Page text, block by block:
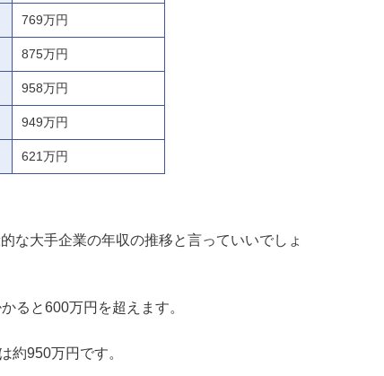
769万円
875万円
958万円
949万円
621万円
な大手企業の年収の推移と言っていいでしょ
ると600万円を超えます。
約950万円です。